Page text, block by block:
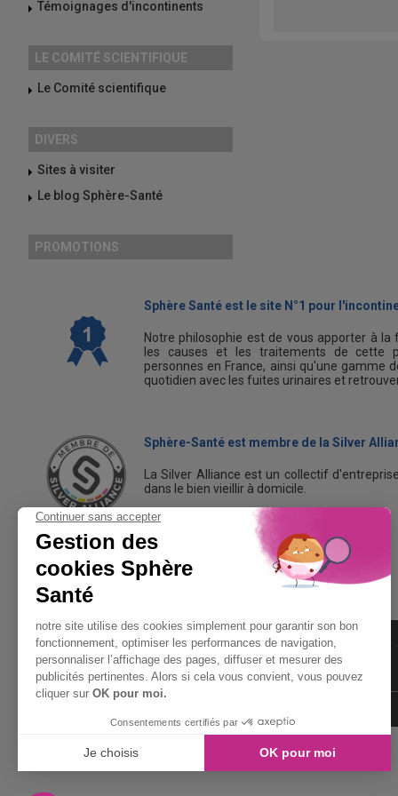
Témoignages d'incontinents
LE COMITÉ SCIENTIFIQUE
Le Comité scientifique
DIVERS
Sites à visiter
Le blog Sphère-Santé
PROMOTIONS
Sphère Santé est le site N°1 pour
Notre philosophie est de vous apporter à
les causes et les traitements de cette
personnes en France, ainsi qu'une gamme
quotidien avec les fuites urinaires et
Sphère-Santé est membre de la Silver
La Silver Alliance est un collectif
dans le bien vieillir à domicile.
Découvrez la Silver Alliance
MENTIONS LÉGALES LIENS UTILES